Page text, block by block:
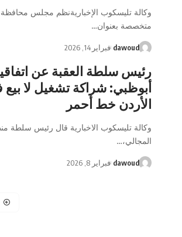
وكالة تليسكوب الإخباريةنظم مجلس محافظة
متخصصة بعنوان…
dawoud فبراير 14, 2026
رئيس سلطة العقبة عن
أبوظبي: شراكة تشغيل لا
الأردن خط أحمر
وكالة تليسكوب الاخبارية قال رئيس سلطة
المجالي،…
dawoud فبراير 8, 2026